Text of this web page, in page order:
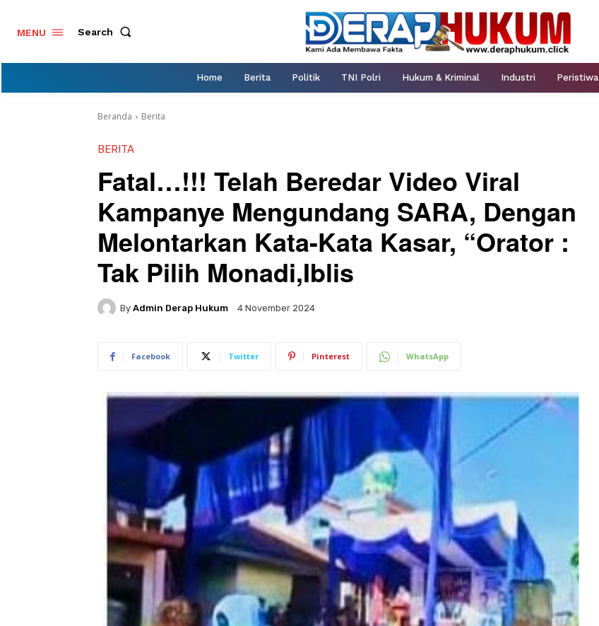
MENU Search
Home Berita Politik TNI Polri Hukum & Kriminal Industri Peristiwa
Beranda Berita
BERITA
Fatal…!!! Telah Beredar Video Viral
Kampanye Mengundang SARA, Dengan
Melontarkan Kata-Kata Kasar, “Orator :
Tak Pilih Monadi,Iblis
By Admin Derap Hukum 4 November 2024
Facebook Twitter Pinterest WhatsApp